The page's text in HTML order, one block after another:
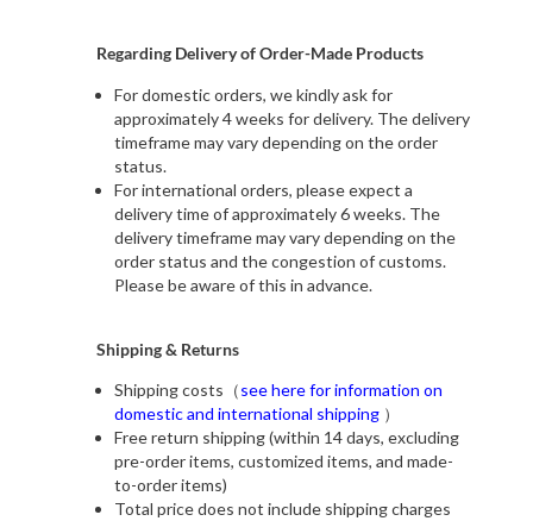
Regarding Delivery of Order-Made Products
For domestic orders, we kindly ask for
approximately 4 weeks for delivery. The delivery
timeframe may vary depending on the order
status.
For international orders, please expect a
delivery time of approximately 6 weeks. The
delivery timeframe may vary depending on the
order status and the congestion of customs.
Please be aware of this in advance.
Shipping & Returns
Shipping costs（see here for information on
domestic and international shipping ）
Free return shipping (within 14 days, excluding
pre-order items, customized items, and made-
to-order items)
Total price does not include shipping charges